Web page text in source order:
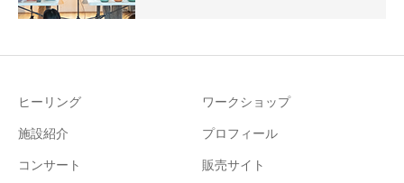
ヒーリング ワークショップ
施設紹介 プロフィール
コンサート 販売サイト